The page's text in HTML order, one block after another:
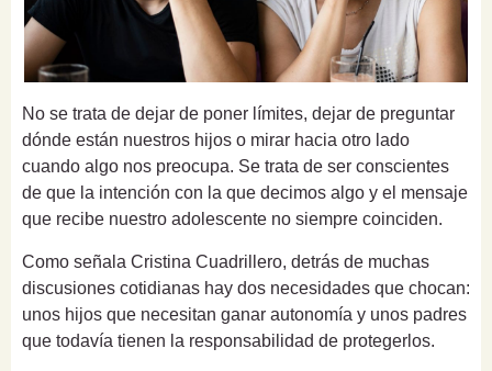
No se trata de dejar de poner límites, dejar de preguntar
dónde están nuestros hijos o mirar hacia otro lado
cuando algo nos preocupa. Se trata de ser conscientes
de que la intención con la que decimos algo y el mensaje
que recibe nuestro adolescente no siempre coinciden.
Como señala Cristina Cuadrillero, detrás de muchas
discusiones cotidianas hay dos necesidades que chocan:
unos hijos que necesitan ganar autonomía y unos padres
que todavía tienen la responsabilidad de protegerlos.